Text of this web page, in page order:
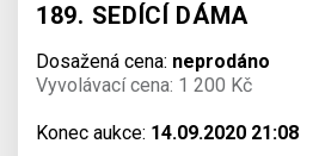
189. SEDÍCÍ DÁMA
Dosažená cena: neprodáno
Vyvolávací cena: 1 200 Kč
Konec aukce: 14.09.2020 21:08